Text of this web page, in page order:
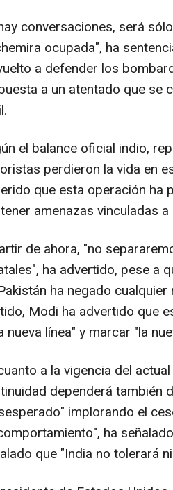
conversaciones, será
ocupada", ha
a defender los
a un atentado que se
el balance oficial indio,
perdieron la vida en
que esta operación ha
amenazas vinculadas
de ahora, "no
ha advertido, pese a
ha negado
Modi ha advertido que
nueva línea" y marcar "la
a la vigencia del
dependerá también
implorando el
ha
que "India no tolerará